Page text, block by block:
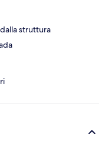
struttura